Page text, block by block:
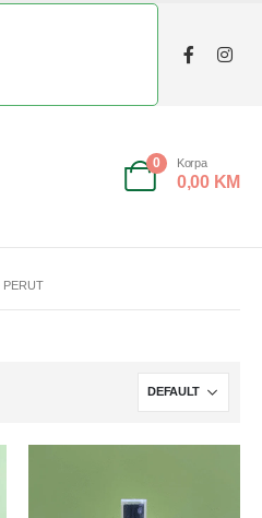
0 Korpa
0,00 KM
PERUT